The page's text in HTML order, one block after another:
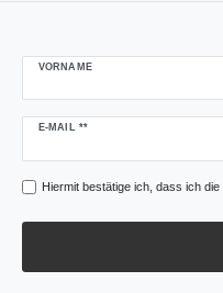
VORNAME
E-MAIL **
Newsletter
Hiermit bestätige ich, dass ich die